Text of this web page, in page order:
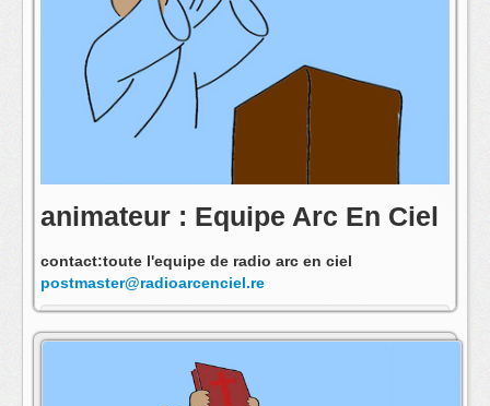
animateur : Equipe Arc En Ciel
contact:toute l'equipe de radio arc en ciel
postmaster@radioarcenciel.re
s'abonner au fil rss de cette emission: